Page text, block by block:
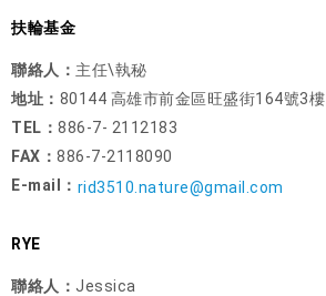
扶輪基金
聯絡人： 主任\執秘
地址： 80144 高雄市前金區旺盛街164號3樓
TEL： 886-7- 2112183
FAX： 886-7-2118090
E-mail： rid3510.nature@gmail.com
RYE
聯絡人： Jessica